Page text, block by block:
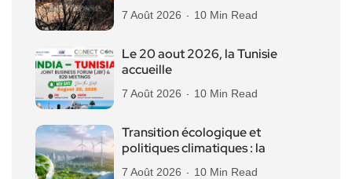
7 Août 2026 10 Min Read
Le 20 aout 2026, la Tunisie
accueille
7 Août 2026 10 Min Read
Transition écologique et
politiques climatiques : la
7 Août 2026 10 Min Read